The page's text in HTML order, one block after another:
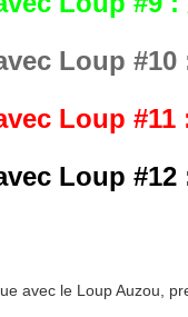
Loup #10
Loup
Loup #12
avec le Loup Auzou,